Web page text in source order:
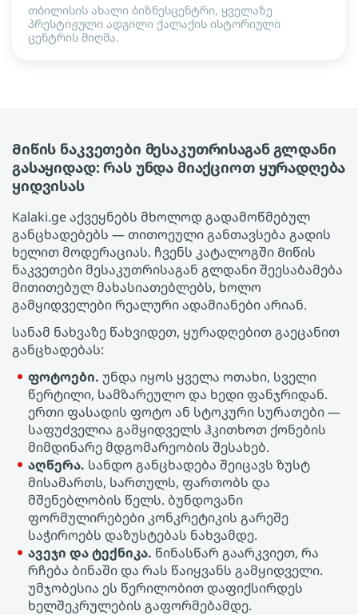
თბილისის ახალი ბიზნესცენტრი, ყველაზე
პრესტიჟული ადგილი ქალაქის ისტორიული
ცენტრის მიღმა.
Მიწის ნაკვეთები მესაკუთრისაგან გლდანი
გასაყიდად: რას უნდა მიაქციოთ ყურადღება
ყიდვისას
Kalaki.ge აქვეყნებს მხოლოდ გადამოწმებულ
განცხადებებს — თითოეული განთავსება გადის
ხელით მოდერაციას. ჩვენს კატალოგში Მიწის
ნაკვეთები მესაკუთრისაგან გლდანი შეესაბამება
მითითებულ მახასიათებლებს, ხოლო
გამყიდველები რეალური ადამიანები არიან.
სანამ ნახვაზე წახვიდეთ, ყურადღებით გაეცანით
განცხადებას:
ფოტოები. უნდა იყოს ყველა ოთახი, სველი
წერტილი, სამზარეულო და ხედი ფანჯრიდან.
ერთი ფასადის ფოტო ან სტოკური სურათები —
საფუძველია გამყიდველს ჰკითხოთ ქონების
მიმდინარე მდგომარეობის შესახებ.
აღწერა. სანდო განცხადება შეიცავს ზუსტ
მისამართს, სართულს, ფართობს და
მშენებლობის წელს. ბუნდოვანი
ფორმულირებები კონკრეტიკის გარეშე
საჭიროებს დაზუსტებას ნახვამდე.
ავეჯი და ტექნიკა. წინასწარ გაარკვიეთ, რა
რჩება ბინაში და რას წაიყვანს გამყიდველი.
უმჯობესია ეს წერილობით დაფიქსირდეს
ხელშეკრულების გაფორმებამდე.